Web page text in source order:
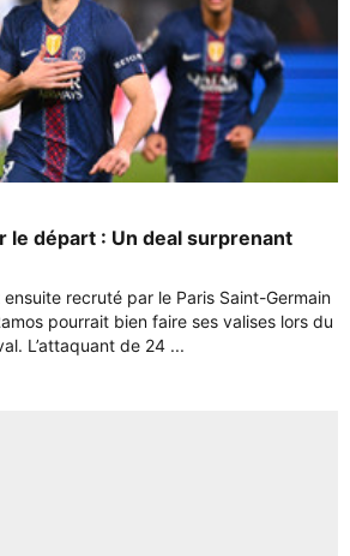
le départ : Un deal surprenant
recruté par le Paris Saint-Germain
pourrait bien faire ses valises lors du
L’attaquant de 24 ...